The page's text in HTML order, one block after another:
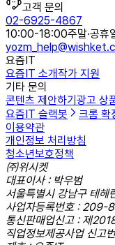
고객 문의
02-6925-4867
10:00-18:00주말·공휴
요즘IT
요즘IT 소개작가 지원
기타 문의
콘텐츠 제안하기 광고 상
요즘IT 슬랙봇
크롬 확
이용약관
개인정보 처리방침
청소년보호정책
㈜위시켓
대표이사 : 박우범
서울특별시 강남구 테
사업자등록번호 :
통신판매업신고 : 제
직업정보제공사업 신